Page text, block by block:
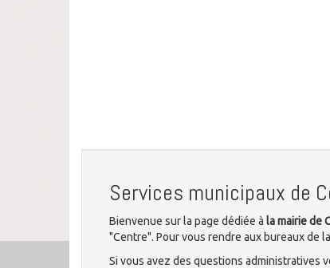
Services municipaux de
Bienvenue sur la page dédiée à la mairie de
"Centre". Pour vous rendre aux bureaux de
Si vous avez des questions administratives